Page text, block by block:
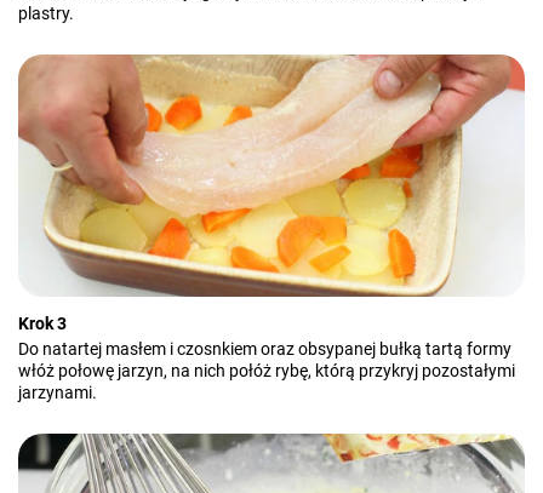
plastry.
Krok 3
Do natartej masłem i czosnkiem oraz obsypanej bułką tartą formy
włóż połowę jarzyn, na nich połóż rybę, którą przykryj pozostałymi
jarzynami.